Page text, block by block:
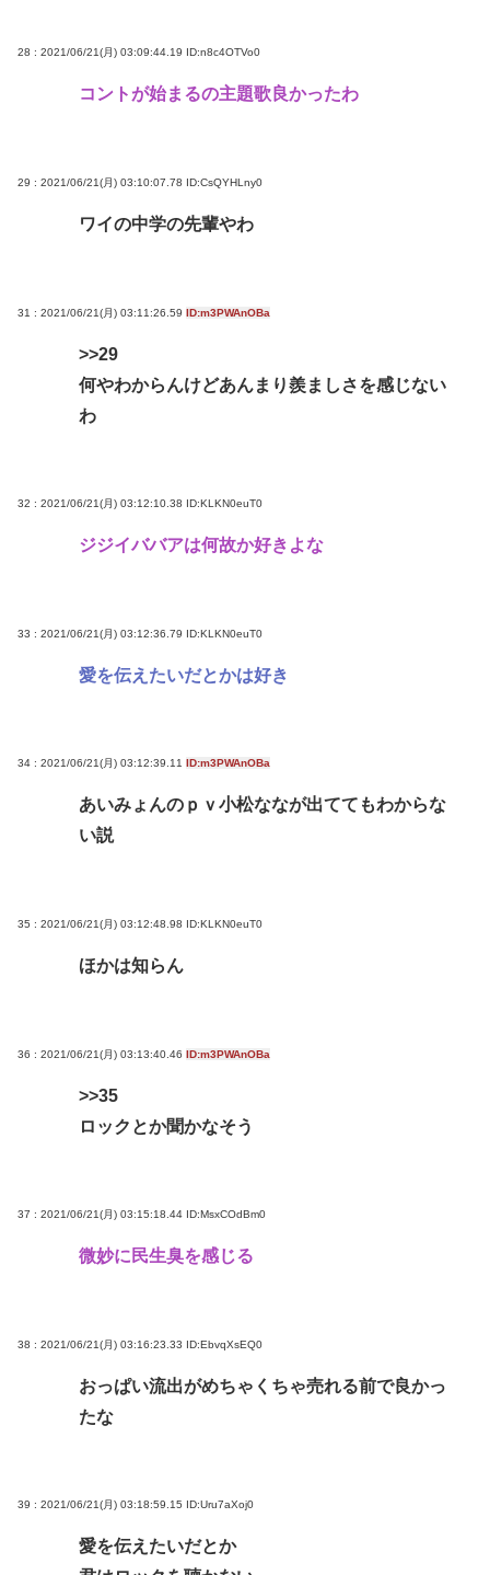
28 : 2021/06/21(月) 03:09:44.19 ID:n8c4OTVo0
コントが始まるの主題歌良かったわ
29 : 2021/06/21(月) 03:10:07.78 ID:CsQYHLny0
ワイの中学の先輩やわ
31 : 2021/06/21(月) 03:11:26.59 ID:m3PWAnOBa
>>29
何やわからんけどあんまり羨ましさを感じない
わ
32 : 2021/06/21(月) 03:12:10.38 ID:KLKN0euT0
ジジイババアは何故か好きよな
33 : 2021/06/21(月) 03:12:36.79 ID:KLKN0euT0
愛を伝えたいだとかは好き
34 : 2021/06/21(月) 03:12:39.11 ID:m3PWAnOBa
あいみょんのｐｖ小松ななが出ててもわからな
い説
35 : 2021/06/21(月) 03:12:48.98 ID:KLKN0euT0
ほかは知らん
36 : 2021/06/21(月) 03:13:40.46 ID:m3PWAnOBa
>>35
ロックとか聞かなそう
37 : 2021/06/21(月) 03:15:18.44 ID:MsxCOdBm0
微妙に民生臭を感じる
38 : 2021/06/21(月) 03:16:23.33 ID:EbvqXsEQ0
おっぱい流出がめちゃくちゃ売れる前で良かっ
たな
39 : 2021/06/21(月) 03:18:59.15 ID:Uru7aXoj0
愛を伝えたいだとか